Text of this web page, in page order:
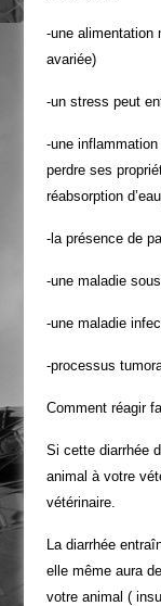
-une alimentation
avariée)
-un stress peut
-une
perdre ses
réabsorption
-la présence de
-une maladie
-une maladie
-processus
Comment réagir
Si cette diarrhée
animal à votre
vétérinaire.
La diarrhée
elle même aura
votre animal (